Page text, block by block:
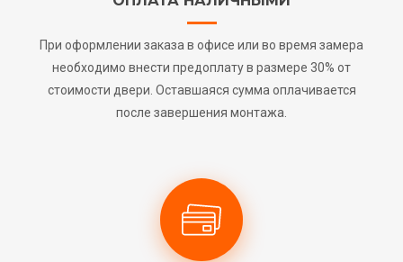
При оформлении заказа в офисе или во время замера
необходимо внести предоплату в размере 30% от
стоимости двери. Оставшаяся сумма оплачивается
после завершения монтажа.